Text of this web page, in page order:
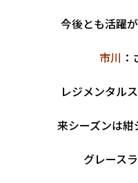
今後とも活躍
市川
レジメンタル
来シーズンは
グレース